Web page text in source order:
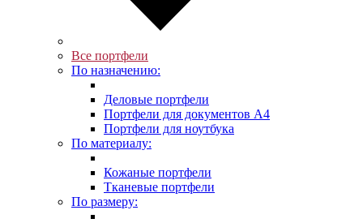
Все портфели
По назначению:
Деловые портфели
Портфели для документов A4
Портфели для ноутбука
По материалу:
Кожаные портфели
Тканевые портфели
По размеру: